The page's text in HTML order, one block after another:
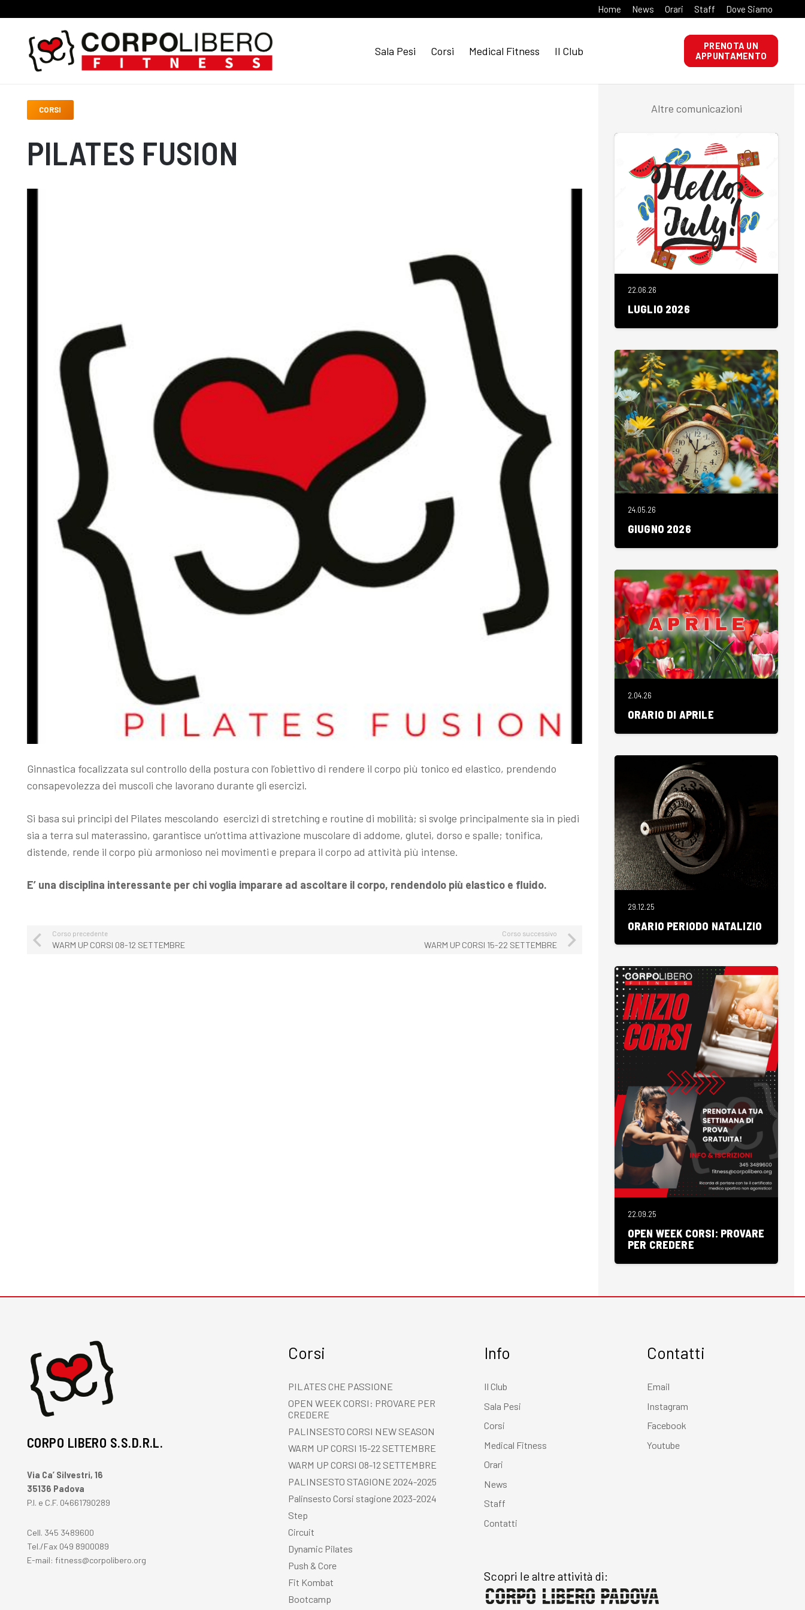
Home News Orari Staff Dove Siamo
Sala Pesi Corsi Medical Fitness Il Club
PRENOTA UN
APPUNTAMENTO
CORSI
PILATES FUSION
Ginnastica focalizzata sul controllo della postura con l’obiettivo di rendere il corpo più tonico ed elastico, prendendo
consapevolezza dei muscoli che lavorano durante gli esercizi.
Si basa sui principi del Pilates mescolando esercizi di stretching e routine di mobilità; si svolge principalmente sia in piedi
sia a terra sul materassino, garantisce un’ottima attivazione muscolare di addome, glutei, dorso e spalle; tonifica,
distende, rende il corpo più armonioso nei movimenti e prepara il corpo ad attività più intense.
E’ una disciplina interessante per chi voglia imparare ad ascoltare il corpo, rendendolo più elastico e fluido.
Corso precedente
WARM UP CORSI 08-12 SETTEMBRE
Corso successivo
WARM UP CORSI 15-22 SETTEMBRE
Altre comunicazioni
22.06.26
LUGLIO 2026
24.05.26
GIUGNO 2026
2.04.26
ORARIO DI APRILE
29.12.25
ORARIO PERIODO NATALIZIO
22.09.25
OPEN WEEK CORSI: PROVARE
PER CREDERE
CORPO LIBERO S.S.D.R.L.
Via Ca’ Silvestri, 16
35136 Padova
P.I. e C.F. 04661790289
Cell. 345 3489600
Tel./Fax 049 8900089
E-mail: fitness@corpolibero.org
Corsi
PILATES CHE PASSIONE
OPEN WEEK CORSI: PROVARE PER
CREDERE
PALINSESTO CORSI NEW SEASON
WARM UP CORSI 15-22 SETTEMBRE
WARM UP CORSI 08-12 SETTEMBRE
PALINSESTO STAGIONE 2024-2025
Palinsesto Corsi stagione 2023-2024
Step
Circuit
Dynamic Pilates
Push & Core
Fit Kombat
Bootcamp
Info
Il Club
Sala Pesi
Corsi
Medical Fitness
Orari
News
Staff
Contatti
Contatti
Email
Instagram
Facebook
Youtube
Scopri le altre attività di: